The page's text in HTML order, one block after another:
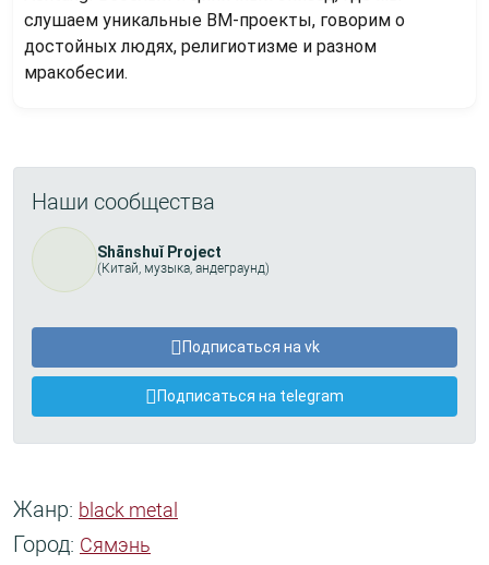
слушаем уникальные BM-проекты, говорим о
достойных людях, религиотизме и разном
мракобесии.
Наши сообщества
Shānshuǐ Project
(Китай, музыка, андеграунд)
Подписаться на vk
Подписаться на telegram
Жанр: black metal
Город: Сямэнь